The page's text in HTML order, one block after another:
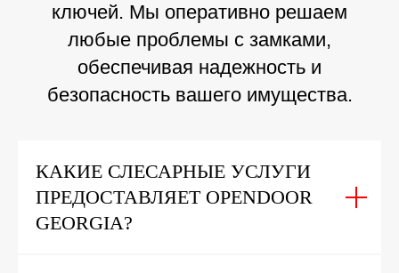
ключей. Мы оперативно решаем
любые проблемы с замками,
обеспечивая надежность и
безопасность вашего имущества.
КАКИЕ СЛЕСАРНЫЕ УСЛУГИ
ПРЕДОСТАВЛЯЕТ OPENDOOR
GEORGIA?